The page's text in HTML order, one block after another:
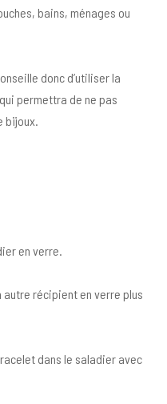
bains, ménages ou
donc d’utiliser la
permettra de ne pas
bijoux.
en verre.
autre récipient en verre plus
dans le saladier avec